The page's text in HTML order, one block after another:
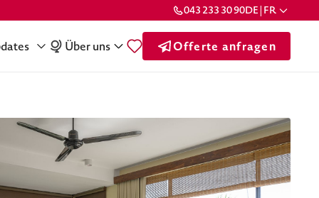
043 233 30 90DE | FR
Über uns Offerte anfragen